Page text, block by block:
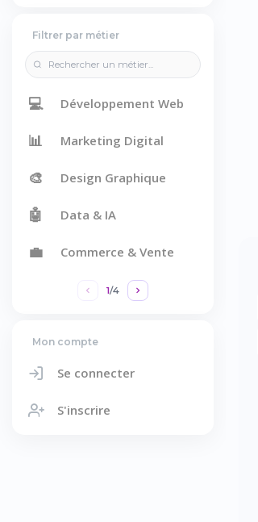
Filtrer par métier
💻 Développement Web
📊 Marketing Digital
🎨 Design Graphique
🤖 Data & IA
💼 Commerce & Vente
1/4
Mon compte
Se connecter
S'inscrire